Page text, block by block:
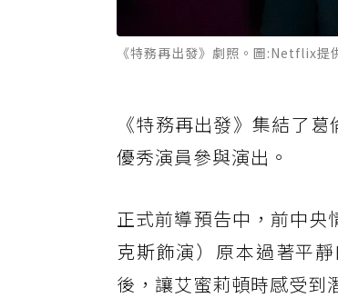
《特務再出發》劇照。圖:Netflix提
《特務再出發》集結了
優秀演員參與演出。
正式前導預告中，前中
克斯飾演）原本過著平
後，讓艾蜜莉頓時感受到